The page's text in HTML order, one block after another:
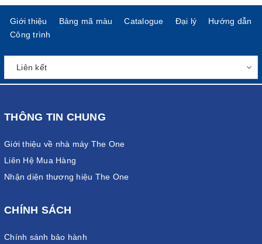
Giới thiệu Bảng mã màu Catalogue Đại lý
Hướng dẫn
Công trình
THÔNG TIN CHUNG
Giới thiệu về nhà máy The One
Liên Hệ Mua Hàng
Nhận diện thương hiệu The One
CHÍNH SÁCH
Chính sánh bảo hành